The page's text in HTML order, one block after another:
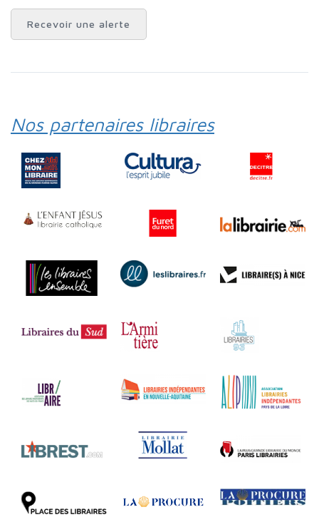
Recevoir une alerte
Nos partenaires libraires